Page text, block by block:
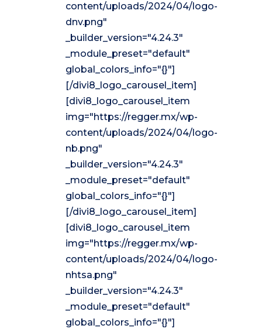
content/uploads/2024/04/logo-
dnv.png"
_builder_version="4.24.3"
_module_preset="default"
global_colors_info="{}"]
[/divi8_logo_carousel_item]
[divi8_logo_carousel_item
img="https://regger.mx/wp-
content/uploads/2024/04/logo-
nb.png"
_builder_version="4.24.3"
_module_preset="default"
global_colors_info="{}"]
[/divi8_logo_carousel_item]
[divi8_logo_carousel_item
img="https://regger.mx/wp-
content/uploads/2024/04/logo-
nhtsa.png"
_builder_version="4.24.3"
_module_preset="default"
global_colors_info="{}"]